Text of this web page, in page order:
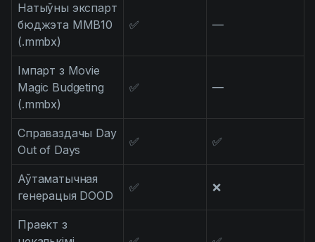
Натыўны экспарт
бюджэта MMB10
(.mmbx)
✅ —
Імпарт з Movie
Magic Budgeting
(.mmbx)
✅ —
Справаздачы Day
Out of Days
✅ ✅
Аўтаматычная
генерацыя DOOD
✅ ❌
Праект з